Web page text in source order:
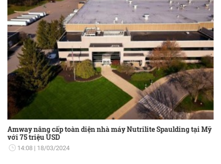
Amway nâng cấp toàn diện nhà máy Nutrilite Spaulding tại Mỹ
với 75 triệu USD
14:08 18/03/2024